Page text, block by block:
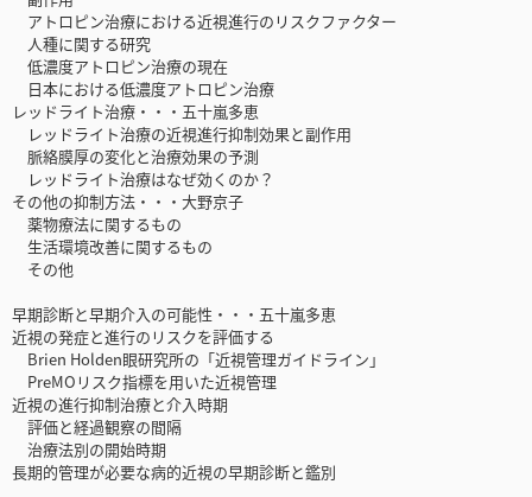
アトロピン治療における近視進行のリスクファクター
人種に関する研究
低濃度アトロピン治療の現在
日本における低濃度アトロピン治療
レッドライト治療・・・五十嵐多恵
レッドライト治療の近視進行抑制効果と副作用
脈絡膜厚の変化と治療効果の予測
レッドライト治療はなぜ効くのか？
その他の抑制方法・・・大野京子
薬物療法に関するもの
生活環境改善に関するもの
その他
早期診断と早期介入の可能性・・・五十嵐多恵
近視の発症と進行のリスクを評価する
Brien Holden眼研究所の「近視管理ガイドライン」
PreMOリスク指標を用いた近視管理
近視の進行抑制治療と介入時期
評価と経過観察の間隔
治療法別の開始時期
長期的管理が必要な病的近視の早期診断と鑑別